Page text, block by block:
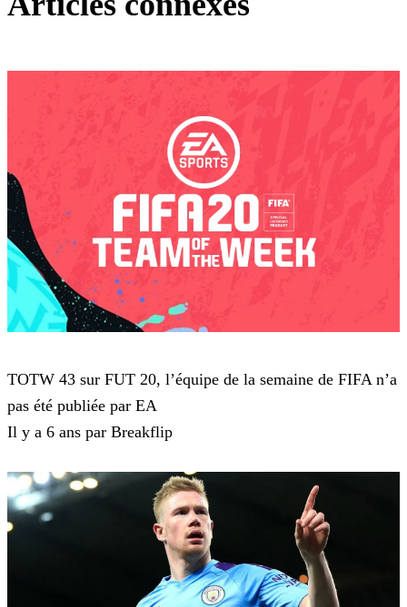
TOTW 43 sur FUT 20, l’équipe de la semaine de FIFA n’a
pas été publiée par EA
Il y a 6 ans par Breakflip